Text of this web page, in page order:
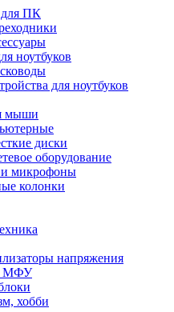
для ПК
ноутбуков
для ноутбуков
мыши
диски
оборудование
микрофоны
колонки
напряжения
МФУ
хобби